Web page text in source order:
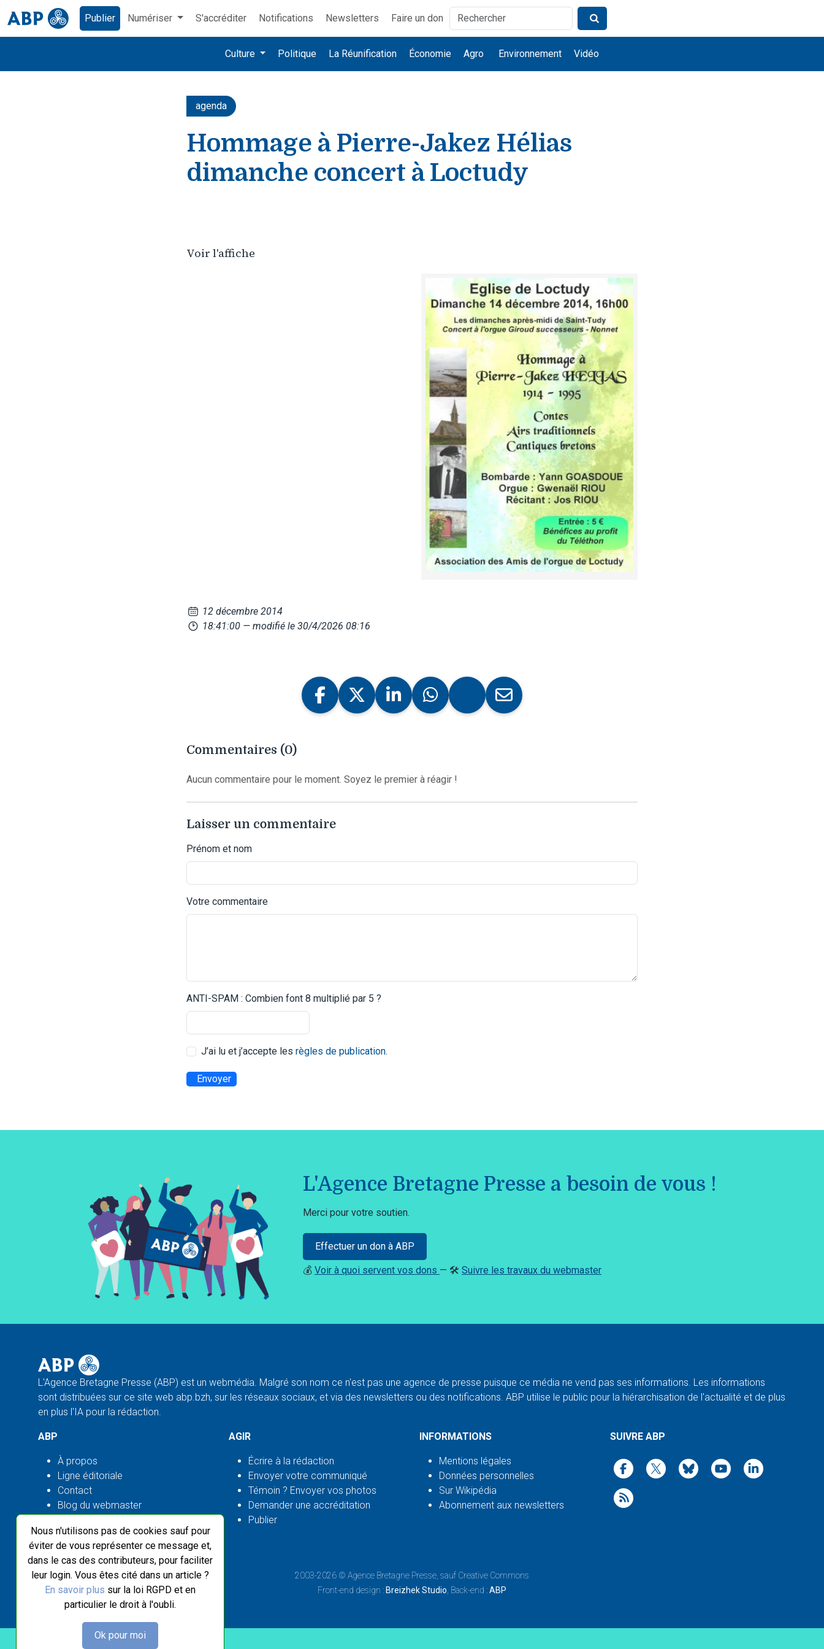
Nous n'utilisons pas de cookies sauf pour
éviter de vous représenter ce message et,
dans le cas des contributeurs, pour faciliter
leur login. Vous êtes cité dans un article ?
En savoir plus sur la loi RGPD et en
particulier le droit à l'oubli.
Ok pour moi
Publier Numériser S'accréditer Notifications Newsletters Faire un don
Culture Politique La Réunification Économie Agro Environnement Vidéo
agenda
Hommage à Pierre-Jakez Hélias
dimanche concert à Loctudy
Voir l'affiche
12 décembre 2014
18:41:00 — modifié le 30/4/2026 08:16
Commentaires (0)
Aucun commentaire pour le moment. Soyez le premier à réagir !
Laisser un commentaire
Prénom et nom
Votre commentaire
ANTI-SPAM : Combien font 8 multiplié par 5 ?
J’ai lu et j’accepte les règles de publication.
Envoyer
L'Agence Bretagne Presse a besoin de vous !
Merci pour votre soutien.
Effectuer un don à ABP
💰 Voir à quoi servent vos dons — 🛠️ Suivre les travaux du webmaster
L'Agence Bretagne Presse (ABP) est un webmédia. Malgré son nom ce n'est pas une agence de presse puisque ce média ne vend pas ses informations. Les informations
sont distribuées sur ce site web abp.bzh, sur les réseaux sociaux, et via des newsletters ou des notifications. ABP utilise le public pour la hiérarchisation de l'actualité et de plus
en plus l'IA pour la rédaction.
ABP
À propos
Ligne éditoriale
Contact
Blog du webmaster
AGIR
Écrire à la rédaction
Envoyer votre communiqué
Témoin ? Envoyer vos photos
Demander une accréditation
Publier
INFORMATIONS
Mentions légales
Données personnelles
Sur Wikipédia
Abonnement aux newsletters
SUIVRE ABP
2003-2026 © Agence Bretagne Presse, sauf Creative Commons
Front-end design : Breizhek Studio, Back-end :ABP